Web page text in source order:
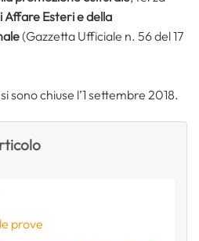
Affare Esteri e della
(Gazzetta Ufficiale n. 56 del 17
sono chiuse l’1 settembre 2018.
prove